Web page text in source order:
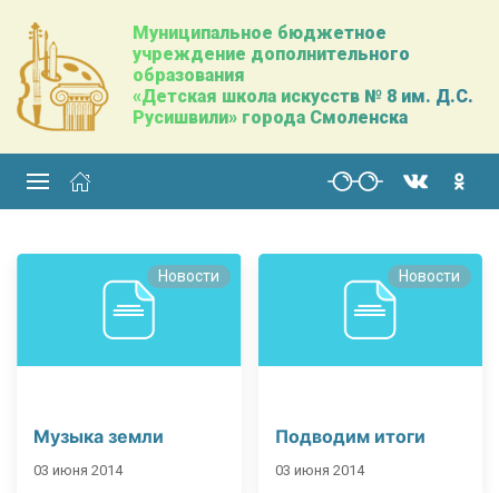
Муниципальное бюджетное
учреждение дополнительного
образования
«Детская школа искусств № 8 им. Д.С.
Русишвили» города Смоленска
Новости
Музыка земли
03 июня 2014
Новости
Подводим итоги
03 июня 2014